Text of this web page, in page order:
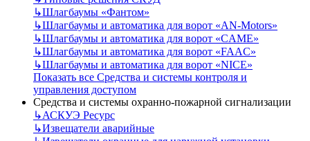
↳Шлагбаумы «Фантом»
↳Шлагбаумы и автоматика для ворот «AN-Motors»
↳Шлагбаумы и автоматика для ворот «CAME»
↳Шлагбаумы и автоматика для ворот «FAAC»
↳Шлагбаумы и автоматика для ворот «NICE»
Показать все Средства и системы контроля и
управления доступом
Средства и системы охранно-пожарной сигнализации
↳АСКУЭ Ресурс
↳Извещатели аварийные